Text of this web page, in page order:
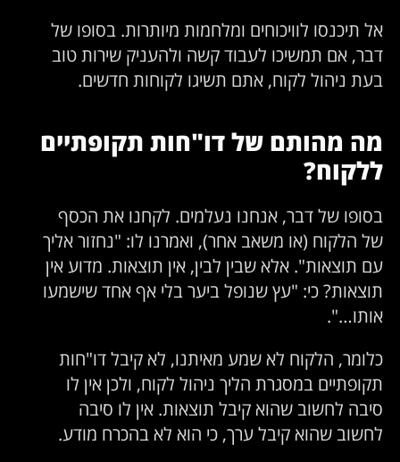
אל תיכנסו לוויכוחים ומלחמות מיותרות. בסופו של
דבר, אם תמשיכו לעבוד קשה ולהעניק שירות טוב
בעת ניהול לקוח, אתם תשיגו לקוחות חדשים.
מה מהותם של דו"חות תקופתיים
ללקוח?
בסופו של דבר, אנחנו נעלמים. לקחנו את הכסף
של הלקוח (או משאב אחר), ואמרנו לו: "נחזור אליך
עם תוצאות". אלא שבין לבין, אין תוצאות. מדוע אין
תוצאות? כי: "עץ שנופל ביער בלי אף אחד שישמעו
אותו…".
כלומר, הלקוח לא שמע מאיתנו, לא קיבל דו"חות
תקופתיים במסגרת הליך ניהול לקוח, ולכן אין לו
סיבה לחשוב שהוא קיבל תוצאות. אין לו סיבה
לחשוב שהוא קיבל ערך, כי הוא לא בהכרח מודע.